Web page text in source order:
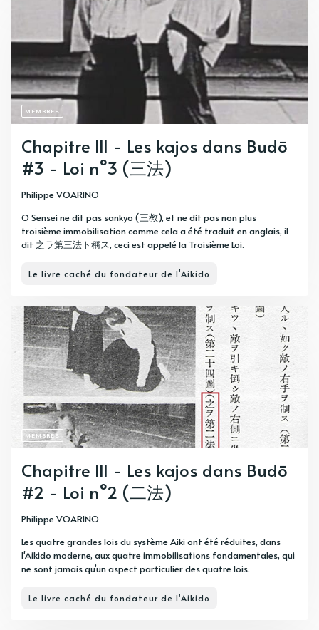
MEMBRES
Chapitre III - Les kajos dans Budō
#3 - Loi n°3 (三法)
Philippe VOARINO
O Sensei ne dit pas sankyo (三教), et ne dit pas non plus
troisième immobilisation comme cela a été traduit en anglais, il
dit 之ラ第三法ト稱ス, ceci est appelé la Troisième Loi.
Le livre caché du fondateur de l'Aikido
MEMBRES
Chapitre III - Les kajos dans Budō
#2 - Loi n°2 (二法)
Philippe VOARINO
Les quatre grandes lois du système Aiki ont été réduites, dans
l'Aikido moderne, aux quatre immobilisations fondamentales, qui
ne sont jamais qu’un aspect particulier des quatre lois.
Le livre caché du fondateur de l'Aikido